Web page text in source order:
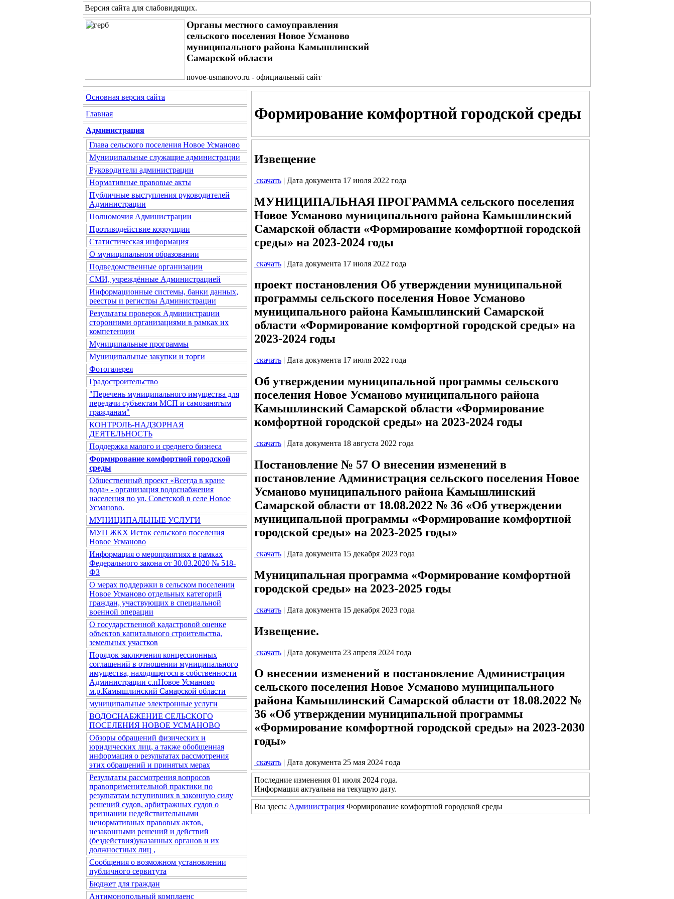
Версия сайта для слабовидящих.
Органы местного самоуправления
сельского поселения Новое Усманово
муниципального района Камышлинский
Самарской области
novoe-usmanovo.ru - официальный сайт
Основная версия сайта
Главная
Администрация
Глава сельского поселения Новое Усманово
Муниципальные служащие администрации
Руководители администрации
Нормативные правовые акты
Публичные выступления руководителей
Администрации
Полномочия Администрации
Противодействие коррупции
Статистическая информация
О муниципальном образовании
Подведомственные организации
СМИ, учреждённые Администрацией
Информационные системы, банки данных,
реестры и регистры Администрации
Результаты проверок Администрации
сторонними организациями в рамках их
компетенции
Муниципальные программы
Муниципальные закупки и торги
Фотогалерея
Градостроительство
"Перечень муниципального имущества для
передачи субъектам МСП и самозанятым
гражданам"
КОНТРОЛЬ-НАДЗОРНАЯ
ДЕЯТЕЛЬНОСТЬ
Поддержка малого и среднего бизнеса
Формирование комфортной городской
среды
Общественный проект «Всегда в кране
вода» - организация водоснабжения
населения по ул. Советской в селе Новое
Усманово.
МУНИЦИПАЛЬНЫЕ УСЛУГИ
МУП ЖКХ Исток сельского поселения
Новое Усманово
Информация о мероприятиях в рамках
Федерального закона от 30.03.2020 № 518-
ФЗ
О мерах поддержки в сельском поселении
Новое Усманово отдельных категорий
граждан, участвующих в специальной
военной операции
О государственной кадастровой оценке
объектов капитального строительства,
земельных участков
Порядок заключения концессионных
соглашений в отношении муниципального
имущества, находящегося в собственности
Администрации с.пНовое Усманово
м.р.Камышлинский Самарской области
муниципальные электронные услуги
ВОДОСНАБЖЕНИЕ СЕЛЬСКОГО
ПОСЕЛЕНИЯ НОВОЕ УСМАНОВО
Обзоры обращений физических и
юридических лиц, а также обобщенная
информация о результатах рассмотрения
этих обращений и принятых мерах
Результаты рассмотрения вопросов
правоприменительной практики по
результатам вступивших в законную силу
решений судов, арбитражных судов о
признании недействительными
ненормативных правовых актов,
незаконными решений и действий
(бездействия)указанных органов и их
должностных лиц ,
Сообщения о возможном установлении
публичного сервитута
Бюджет для граждан
Антимонопольный комплаенс
Формирование комфортной городской среды
Извещение
скачать | Дата документа 17 июля 2022 года
МУНИЦИПАЛЬНАЯ ПРОГРАММА сельского поселения
Новое Усманово муниципального района Камышлинский
Самарской области «Формирование комфортной городской
среды» на 2023-2024 годы
скачать | Дата документа 17 июля 2022 года
проект постановления Об утверждении муниципальной
программы сельского поселения Новое Усманово
муниципального района Камышлинский Самарской
области «Формирование комфортной городской среды» на
2023-2024 годы
скачать | Дата документа 17 июля 2022 года
Об утверждении муниципальной программы сельского
поселения Новое Усманово муниципального района
Камышлинский Самарской области «Формирование
комфортной городской среды» на 2023-2024 годы
скачать | Дата документа 18 августа 2022 года
Постановление № 57 О внесении изменений в
постановление Администрация сельского поселения Новое
Усманово муниципального района Камышлинский
Самарской области от 18.08.2022 № 36 «Об утверждении
муниципальной программы «Формирование комфортной
городской среды» на 2023-2025 годы»
скачать | Дата документа 15 декабря 2023 года
Муниципальная программа «Формирование комфортной
городской среды» на 2023-2025 годы
скачать | Дата документа 15 декабря 2023 года
Извещение.
скачать | Дата документа 23 апреля 2024 года
О внесении изменений в постановление Администрация
сельского поселения Новое Усманово муниципального
района Камышлинский Самарской области от 18.08.2022 №
36 «Об утверждении муниципальной программы
«Формирование комфортной городской среды» на 2023-2030
годы»
скачать | Дата документа 25 мая 2024 года
Последние изменения 01 июля 2024 года.
Информация актуальна на текущую дату.
Вы здесь: Администрация Формирование комфортной городской среды